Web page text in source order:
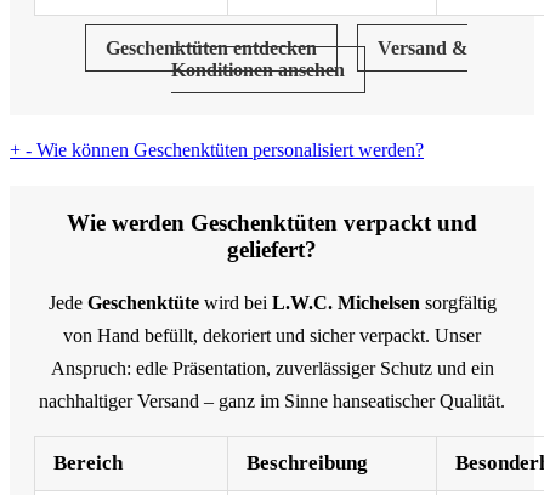
Geschenktüten entdecken
Versand &
Konditionen ansehen
+ - Wie können Geschenktüten personalisiert werden?
Wie werden Geschenktüten verpackt und
geliefert?
Jede Geschenktütewird bei L.W.C. Michelsen sorgfältig
von Hand befüllt, dekoriert und sicher verpackt. Unser
Anspruch: edle Präsentation, zuverlässiger Schutz und ein
nachhaltiger Versand – ganz im Sinne hanseatischer Qualität.
Bereich Beschreibung